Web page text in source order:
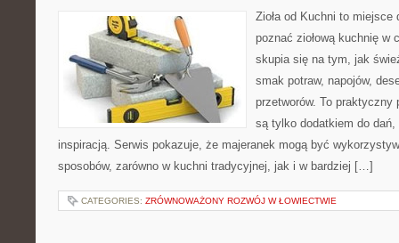
Zioła od Kuchni to
poznać ziołową kuchnię w
skupia się na tym, jak
smak potraw, napojów,
przetworów. To praktyczny
są tylko dodatkiem do dań,
inspiracją. Serwis pokazuje, że majeranek mogą być
sposobów, zarówno w kuchni tradycyjnej, jak i w bardziej […]
CATEGORIES: ZRÓWNOWAŻONY ROZWÓJ W ŁOWIECTWIE